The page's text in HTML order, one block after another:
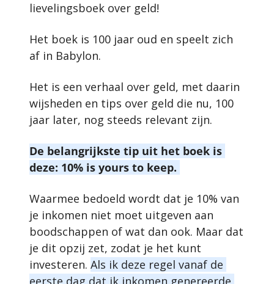
lievelingsboek over geld!
Het boek is 100 jaar oud en speelt zich
af in Babylon.
Het is een verhaal over geld, met daarin
wijsheden en tips over geld die nu, 100
jaar later, nog steeds relevant zijn.
De belangrijkste tip uit het boek is
deze: 10% is yours to keep.
Waarmee bedoeld wordt dat je 10% van
je inkomen niet moet uitgeven aan
boodschappen of wat dan ook. Maar dat
je dit opzij zet, zodat je het kunt
investeren. Als ik deze regel vanaf de
eerste dag dat ik inkomen genereerde